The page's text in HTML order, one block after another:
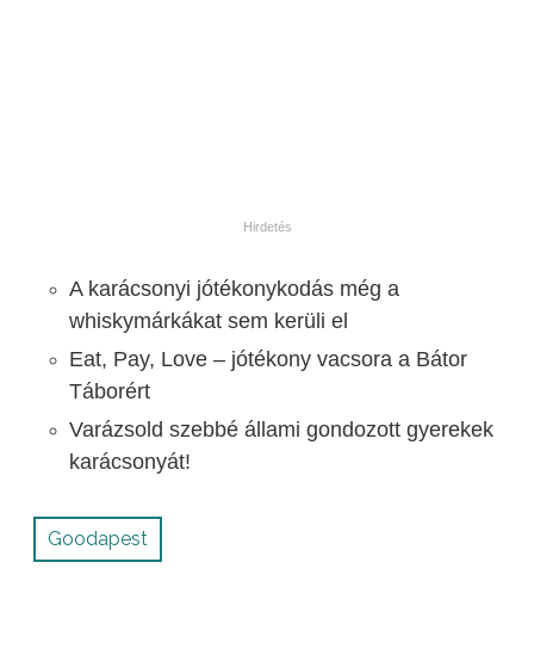
A karácsonyi jótékonykodás még a
whiskymárkákat sem kerüli el
Eat, Pay, Love – jótékony vacsora a Bátor
Táborért
Varázsold szebbé állami gondozott gyerekek
karácsonyát!
Goodapest